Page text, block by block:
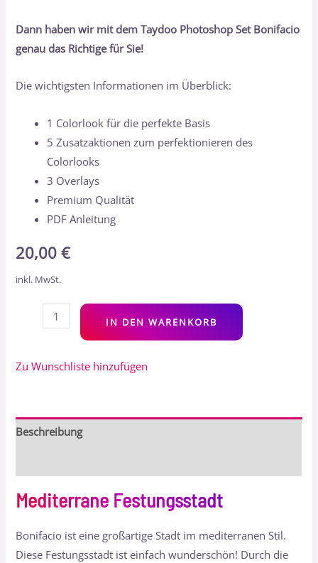
Dann haben wir mit dem Taydoo Photoshop Set Bonifacio
genau das Richtige für Sie!
Die wichtigsten Informationen im Überblick:
1 Colorlook für die perfekte Basis
5 Zusatzaktionen zum perfektionieren des
Colorlooks
3 Overlays
Premium Qualität
PDF Anleitung
20,00€
inkl. MwSt.
IN DEN WARENKORB
Zu Wunschliste hinzufügen
Beschreibung
Mediterrane Festungsstadt
Bonifacio ist eine großartige Stadt im mediterranen Stil.
Diese Festungsstadt ist einfach wunderschön! Durch die